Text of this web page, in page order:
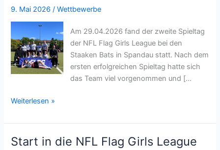
League
9. Mai 2026/Wettbewerbe
Am 29.04.2026 fand der zweite Spieltag
der NFL Flag Girls League bei den
Staaken Bats in Spandau statt. Nach dem
ersten erfolgreichen Spieltag hatte sich
das Team viel vorgenommen und […
Zweiter
der
NFL
Flag
Weiterlesen »
Start in die NFL Flag Girls League